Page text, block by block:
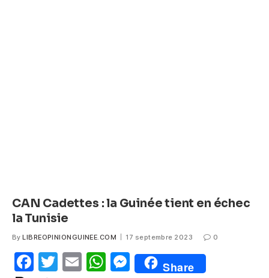
CAN Cadettes : la Guinée tient en échec
la Tunisie
By LIBREOPINIONGUINEE.COM 17 septembre 2023 0
F
T
E
W M
Share